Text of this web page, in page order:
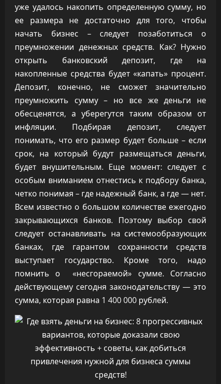
уже удалось накопить определенную сумму, но
ее размера не достаточно для того, чтобы
начать бизнес – следует позаботиться о
преумножении денежных средств. Как? Нужно
открыть банковский депозит, где на
накопленные средства будет «капать» процент.
Депозит, конечно, не сможет значительно
преумножить сумму – но все же деньги не
обесценятся, а уберегутся таким образом от
инфляции. Подбирая депозит, следует
понимать, что его размер будет больше – если
срок, на который будут размещаться деньги,
будет внушительным. Еще момент: следует с
особым вниманием отнестись к подбору банка,
четко понимая – где надежный банк, а где — нет.
Всем известно о большом количестве ежегодно
закрывающихся банков. Поэтому выбор свой
следует останавливать на системообразующих
банках, где гарантом сохранности средств
выступает государство. Кроме того, надо
помнить о «несгораемой» сумме. Согласно
действующему сегодня законодательству — это
сумма, которая равна 1 400 000 рублей.